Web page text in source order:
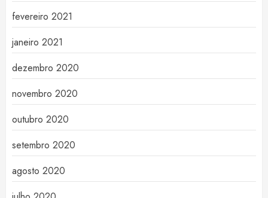
fevereiro 2021
janeiro 2021
dezembro 2020
novembro 2020
outubro 2020
setembro 2020
agosto 2020